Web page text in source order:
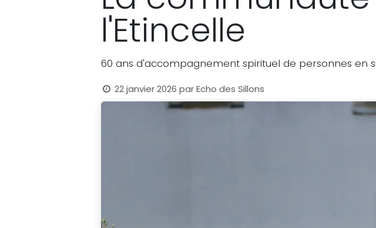
l'Etincelle
60 ans d'accompagnement spirituel de personnes en
22 janvier 2026 parEcho des Sillons